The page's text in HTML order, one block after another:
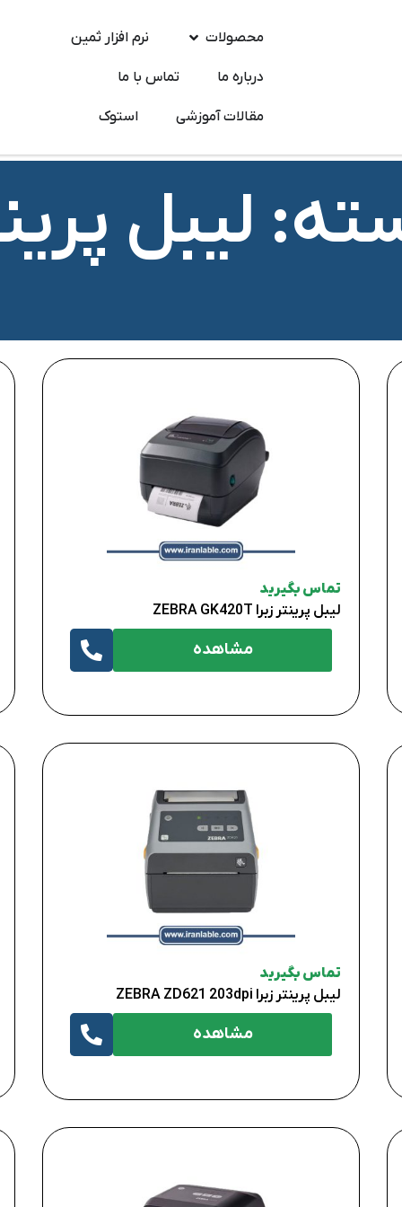
محصولات نرم افزار ثمین
درباره ما تماس‌ با ما
مقالات آموزشی استوک
لیبل
تماس بگیرید
لیبل پرینتر زبرا ZEBRA GK420T
مشاهده
تماس بگیرید
لیبل پرینتر زبرا ZEBRA ZD621 203dpi
مشاهده